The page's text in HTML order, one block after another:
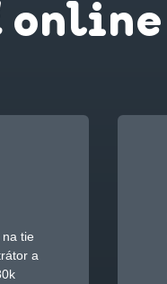
online
tie
a